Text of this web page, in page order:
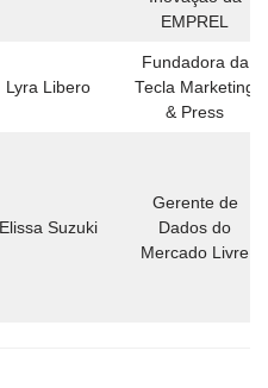
EMPREL
Lyra Libero
Fundadora da
Tecla Marketing
& Press
Elissa Suzuki
Gerente de
Dados do
Mercado Livre